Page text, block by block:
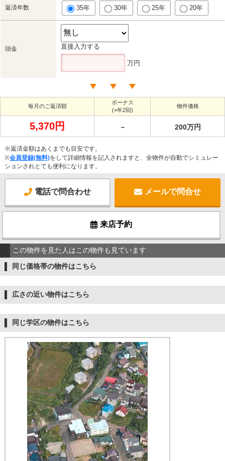
返済年数 35年 30年 25年 20年
頭金 直接入力する
万円
毎月のご返済額
ボーナス
(×年2回)
物件価格
5,370円 － 200万円
※返済金額はあくまでも目安です。
※会員登録(無料)をして詳細情報を記入されますと、全物件が自動でシミュレー
ションされとても便利になります。
電話で問合わせ メールで問合せ
来店予約
この物件を見た人はこの物件も見ています
同じ価格帯の物件はこちら
広さの近い物件はこちら
同じ学区の物件はこちら